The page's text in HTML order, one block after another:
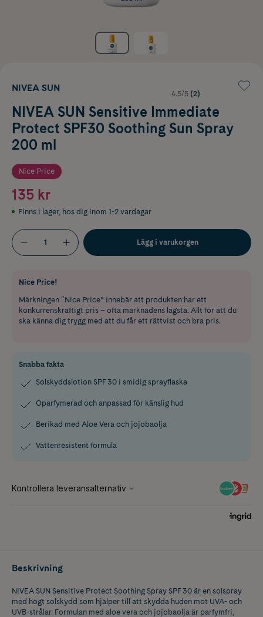
NIVEA SUN
4.5/5 (2)
NIVEA SUN Sensitive Immediate
Protect SPF30 Soothing Sun Spray
200 ml
Nice Price
135 kr
Finns i lager, hos dig inom 1-2 vardagar
Lägg i varukorgen
Nice Price!
Märkningen “Nice Price” innebär att produkten har ett
konkurrenskraftigt pris – ofta marknadens lägsta. Allt för att du
ska känna dig trygg med att du får ett rättvist och bra pris.
Snabba fakta
Solskyddslotion SPF 30 i smidig sprayflaska
Oparfymerad och anpassad för känslig hud
Berikad med Aloe Vera och jojobaolja
Vattenresistent formula
Beskrivning
NIVEA SUN Sensitive Protect Soothing Spray SPF 30 är en solspray
med högt solskydd som hjälper till att skydda huden mot UVA- och
UVB-strålar. Formulan med aloe vera och jojobaolja är parfymfri,